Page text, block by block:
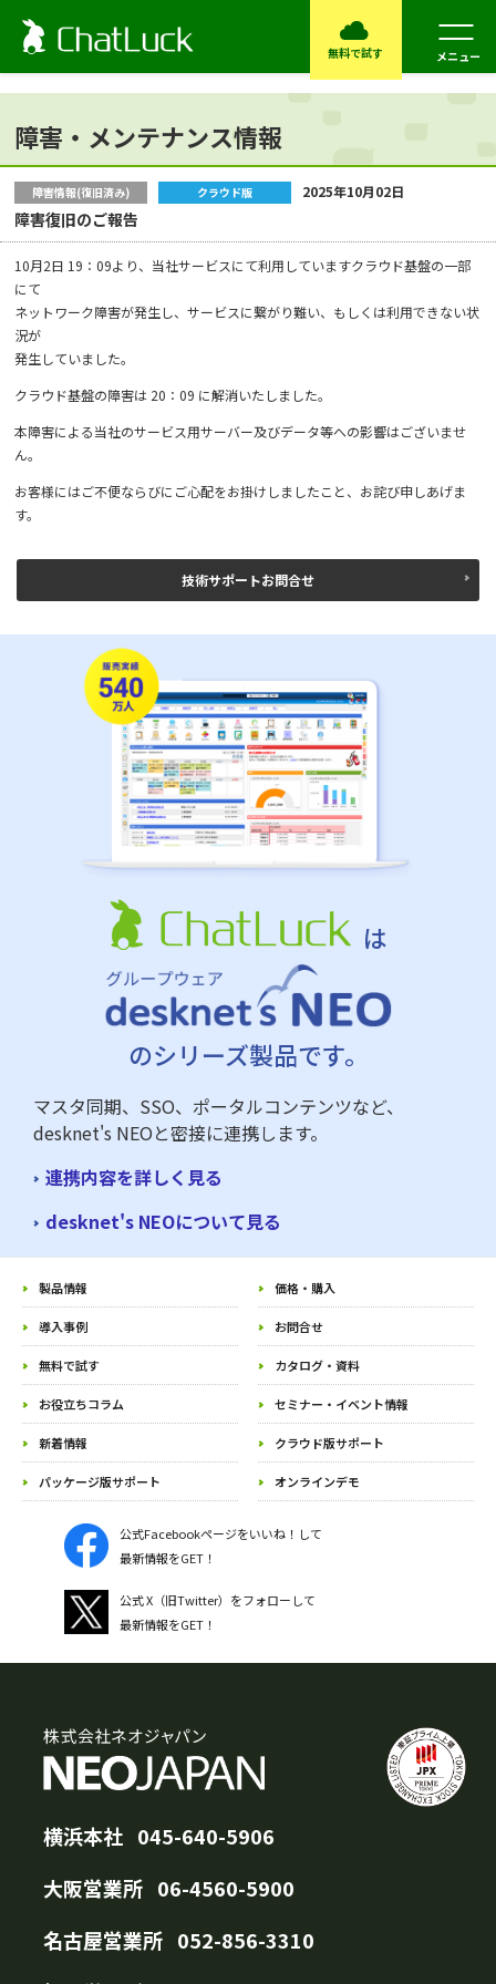
無料で試す メニュー
障害・メンテナンス情報
障害情報(復旧済み) クラウド版 2025年10月02日
障害復旧のご報告
10月2日 19：09より、当社サービスにて利用していますクラウド基盤の一部
にて
ネットワーク障害が発生し、サービスに繋がり難い、もしくは利用できない状
況が
発生していました。
クラウド基盤の障害は 20：09 に解消いたしました。
本障害による当社のサービス用サーバー及びデータ等への影響はございませ
ん。
お客様にはご不便ならびにご心配をお掛けしましたこと、お詫び申しあげま
す。
技術サポートお問合せ
は
のシリーズ製品です。
マスタ同期、SSO、ポータルコンテンツなど、
desknet's NEOと密接に連携します。
連携内容を詳しく見る
desknet's NEOについて見る
製品情報 価格・購入
導入事例 お問合せ
無料で試す カタログ・資料
お役立ちコラム セミナー・イベント情報
新着情報 クラウド版サポート
パッケージ版サポート オンラインデモ
公式Facebookページをいいね！して
最新情報をGET！
公式 X（旧Twitter）をフォローして
最新情報をGET！
横浜本社 045-640-5906
大阪営業所 06-4560-5900
名古屋営業所 052-856-3310